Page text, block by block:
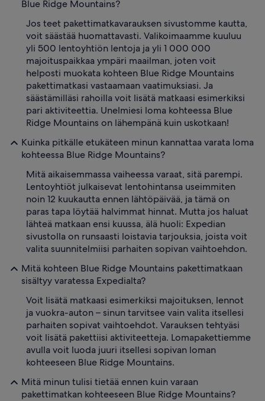
Blue Ridge Mountains?
Jos teet pakettimatkavarauksen sivustomme kautta,
voit säästää huomattavasti. Valikoimaamme kuuluu
yli 500 lentoyhtiön lentoja ja yli 1 000 000
majoituspaikkaa ympäri maailman, joten voit
helposti muokata kohteen Blue Ridge Mountains
pakettimatkasi vastaamaan vaatimuksiasi. Ja
säästämilläsi rahoilla voit lisätä matkaasi esimerkiksi
pari aktiviteettia. Unelmiesi loma kohteessa Blue
Ridge Mountains on lähempänä kuin uskotkaan!
Kuinka pitkälle etukäteen minun kannattaa varata loma
kohteessa Blue Ridge Mountains?
Mitä aikaisemmassa vaiheessa varaat, sitä parempi.
Lentoyhtiöt julkaisevat lentohintansa useimmiten
noin 12 kuukautta ennen lähtöpäivää, ja tämä on
paras tapa löytää halvimmat hinnat. Mutta jos haluat
lähteä matkaan ensi kuussa, älä huoli: Expedian
sivustolla on runsaasti loistavia tarjouksia, joista voit
valita suunnitelmiisi parhaiten sopivan vaihtoehdon.
Mitä kohteen Blue Ridge Mountains pakettimatkaan
sisältyy varatessa Expedialta?
Voit lisätä matkaasi esimerkiksi majoituksen, lennot
ja vuokra-auton – sinun tarvitsee vain valita itsellesi
parhaiten sopivat vaihtoehdot. Varauksen tehtyäsi
voit lisätä pakettiisi aktiviteetteja. Lomapakettiemme
avulla voit luoda juuri itsellesi sopivan loman
kohteeseen Blue Ridge Mountains.
Mitä minun tulisi tietää ennen kuin varaan
pakettimatkan kohteeseen Blue Ridge Mountains?